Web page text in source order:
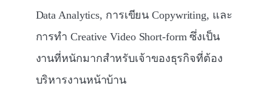
Data Analytics, การเขียน Copywriting, และ
การทำ Creative Video Short-form ซึ่งเป็น
งานที่หนักมากสำหรับเจ้าของธุรกิจที่ต้อง
บริหารงานหน้าบ้าน